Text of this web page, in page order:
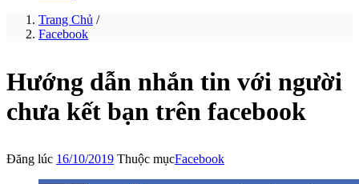
Trang Chủ /
Facebook
Hướng dẫn nhắn tin với người
chưa kết bạn trên facebook
Đăng lúc 16/10/2019 Thuộc mụcFacebook